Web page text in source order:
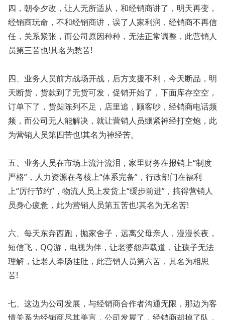
四，朝令夕改，让人无所适从，和经销商讲了，明天再变，
经销商玩命，不和经销商讲，误了人家利润，经销商不再信
任，关系紧张，而公司原因种种，无法正常调整，此营销人
员第三苦也!其名为愁苦!
四、业务人员前方战场开战，后方支援不利，今天断品，明
天断货，货款到了无货可发，促销开始了，下面库存空空，
订单下了，货架陈列不足，店里追，顾客吵，经销商电话频
频，而公司无人能解决，就让营销人员绷紧神经打空炮，此
为营销人员第四苦也!其名为神经苦。
五、业务人员在市场上流汗流泪，家里财务在报销上“制度
严格”，人力资源在考核上“体系完备”，行政部门在福利
上“厉行节约”，物流人员上发货上“缓步前进”，搞得营销人
员身心疲惫，此为营销人员第五苦也!其名为无名苦!
六、每天东奔西跑，抛家舍子，远离父母亲人，漫漫长夜，
短信飞，QQ游，电视为伴，让老婆怨声载道，让孩子无法
理解，让老人牵肠挂肚，此营销人员第六苦，其名为相思
苦!
七、这边为公司发展，与经销商合作者沟通无限，那边为客
情关系为经销商尽其美言，公司发展了，经销商却掉了队，